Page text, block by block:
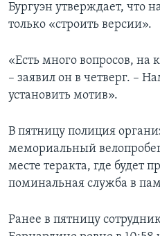
Бургуэн утверждает, что
только «строить версии».
«Есть много вопросов, на
– заявил он в четверг. –
установить мотив».
В пятницу полиция
мемориальный
месте теракта, где будет
поминальная служба в
Ранее в пятницу